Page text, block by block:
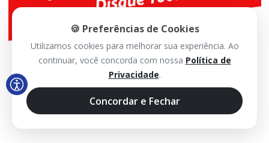
🍪 Preferências de Cookies
Utilizamos cookies para melhorar sua experiência. Ao
continuar, você concorda com nossa Política de
Privacidade.
Concordar e Fechar